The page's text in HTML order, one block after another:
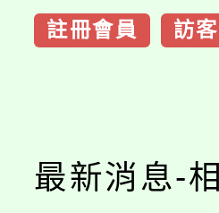
註冊會員 訪客
最新消息-